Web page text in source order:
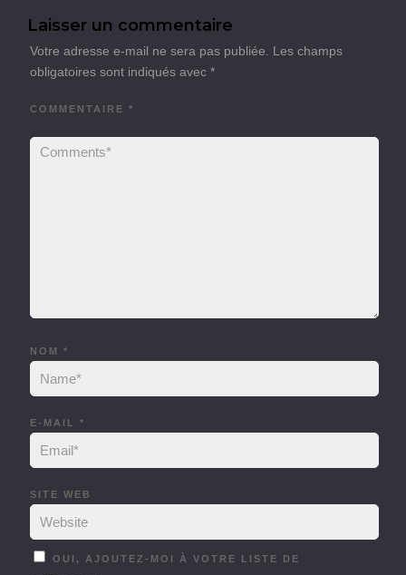
Laisser un commentaire
Votre adresse e-mail ne sera pas publiée.
Les champs
obligatoires sont indiqués avec *
COMMENTAIRE *
NOM *
E-MAIL *
SITE WEB
OUI, AJOUTEZ-MOI À VOTRE LISTE DE